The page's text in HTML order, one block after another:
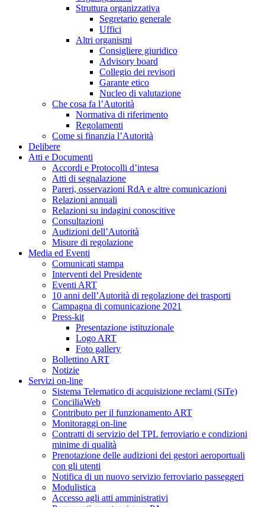
Struttura organizzativa
Segretario generale
Uffici
Altri organismi
Consigliere giuridico
Advisory board
Collegio dei revisori
Garante etico
Nucleo di valutazione
Che cosa fa l’Autorità
Normativa di riferimento
Regolamenti
Come si finanzia l’Autorità
Delibere
Atti e Documenti
Accordi e Protocolli d’intesa
Atti di segnalazione
Pareri, osservazioni RdA e altre comunicazioni
Relazioni annuali
Relazioni su indagini conoscitive
Consultazioni
Audizioni dell’Autorità
Misure di regolazione
Media ed Eventi
Comunicati stampa
Interventi del Presidente
Eventi ART
10 anni dell’Autorità di regolazione dei trasporti
Campagna di comunicazione 2021
Press-kit
Presentazione istituzionale
Logo ART
Foto gallery
Bollettino ART
Notizie
Servizi on-line
Sistema Telematico di acquisizione reclami (SiTe)
ConciliaWeb
Contributo per il funzionamento ART
Monitoraggi on-line
Contratti di servizio del TPL ferroviario e condizioni
minime di qualità
Prenotazione delle audizioni dei gestori aeroportuali
con gli utenti
Notifica di un nuovo servizio ferroviario passeggeri
Modulistica
Accesso agli atti amministrativi